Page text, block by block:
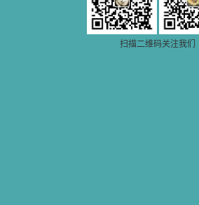
扫描二维码关注我们